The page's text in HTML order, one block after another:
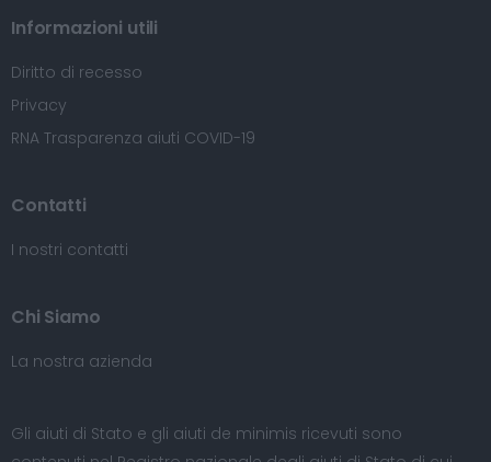
Informazioni utili
Diritto di recesso
Privacy
RNA Trasparenza aiuti COVID-19
Contatti
I nostri contatti
Chi Siamo
La nostra azienda
Gli aiuti di Stato e gli aiuti de minimis ricevuti sono